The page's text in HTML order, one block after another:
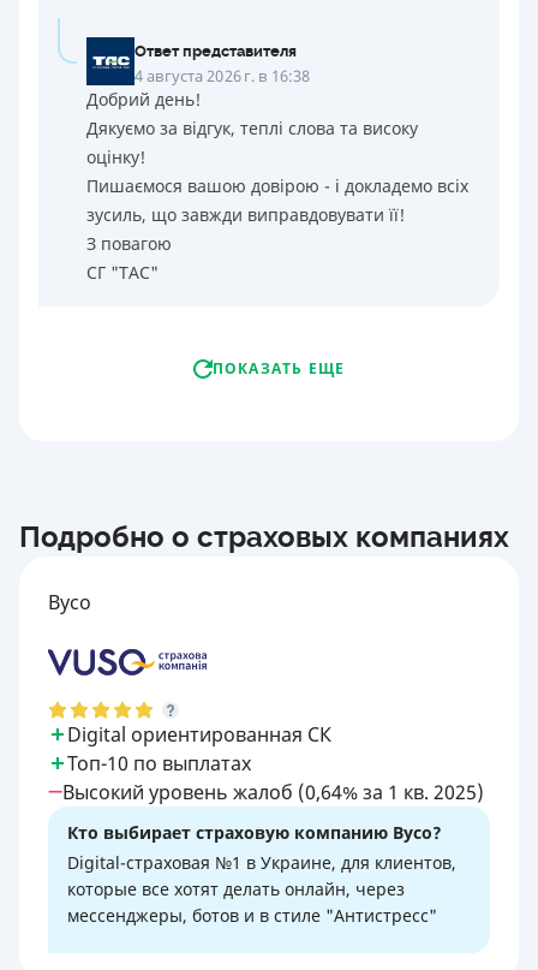
Ответ представителя
4 августа 2026 г. в 16:38
Добрий день!
Дякуємо за відгук, теплі слова та високу
оцінку!
Пишаємося вашою довірою - і докладемо всіх
зусиль, що завжди виправдовувати її!
З повагою
СГ "ТАС"
ПОКАЗАТЬ ЕЩЕ
Подробно о страховых компаниях
Вусо
Digital ориентированная СК
Топ-10 по выплатах
Высокий уровень жалоб (0,64% за 1 кв. 2025)
Кто выбирает страховую компанию Вусо?
Digital-страховая №1 в Украине, для клиентов,
которые все хотят делать онлайн, через
мессенджеры, ботов и в стиле "Антистресс"